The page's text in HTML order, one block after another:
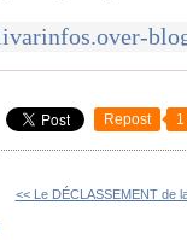
Repost 1
<< Le DÉCLASSEMENT de